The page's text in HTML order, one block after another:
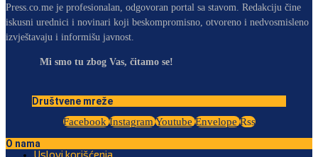
Press.co.me je profesionalan, odgovoran portal sa stavom. Redakciju čine
iskusni urednici i novinari koji beskompromisno, otvoreno i nedvosmisleno
izvještavaju i informišu javnost.
Mi smo tu zbog Vas, čitamo se!
Društvene mreže
Facebook Instagram Youtube Envelope Rss
O nama
Uslovi korišćenja